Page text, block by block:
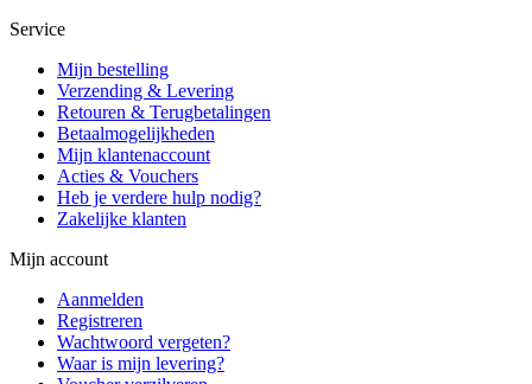
Service
Mijn bestelling
Verzending & Levering
Retouren & Terugbetalingen
Betaalmogelijkheden
Mijn klantenaccount
Acties & Vouchers
Heb je verdere hulp nodig?
Zakelijke klanten
Mijn account
Aanmelden
Registreren
Wachtwoord vergeten?
Waar is mijn levering?